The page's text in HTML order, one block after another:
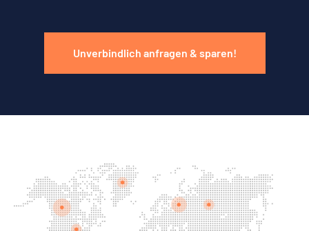
Unverbindlich anfragen & sparen!